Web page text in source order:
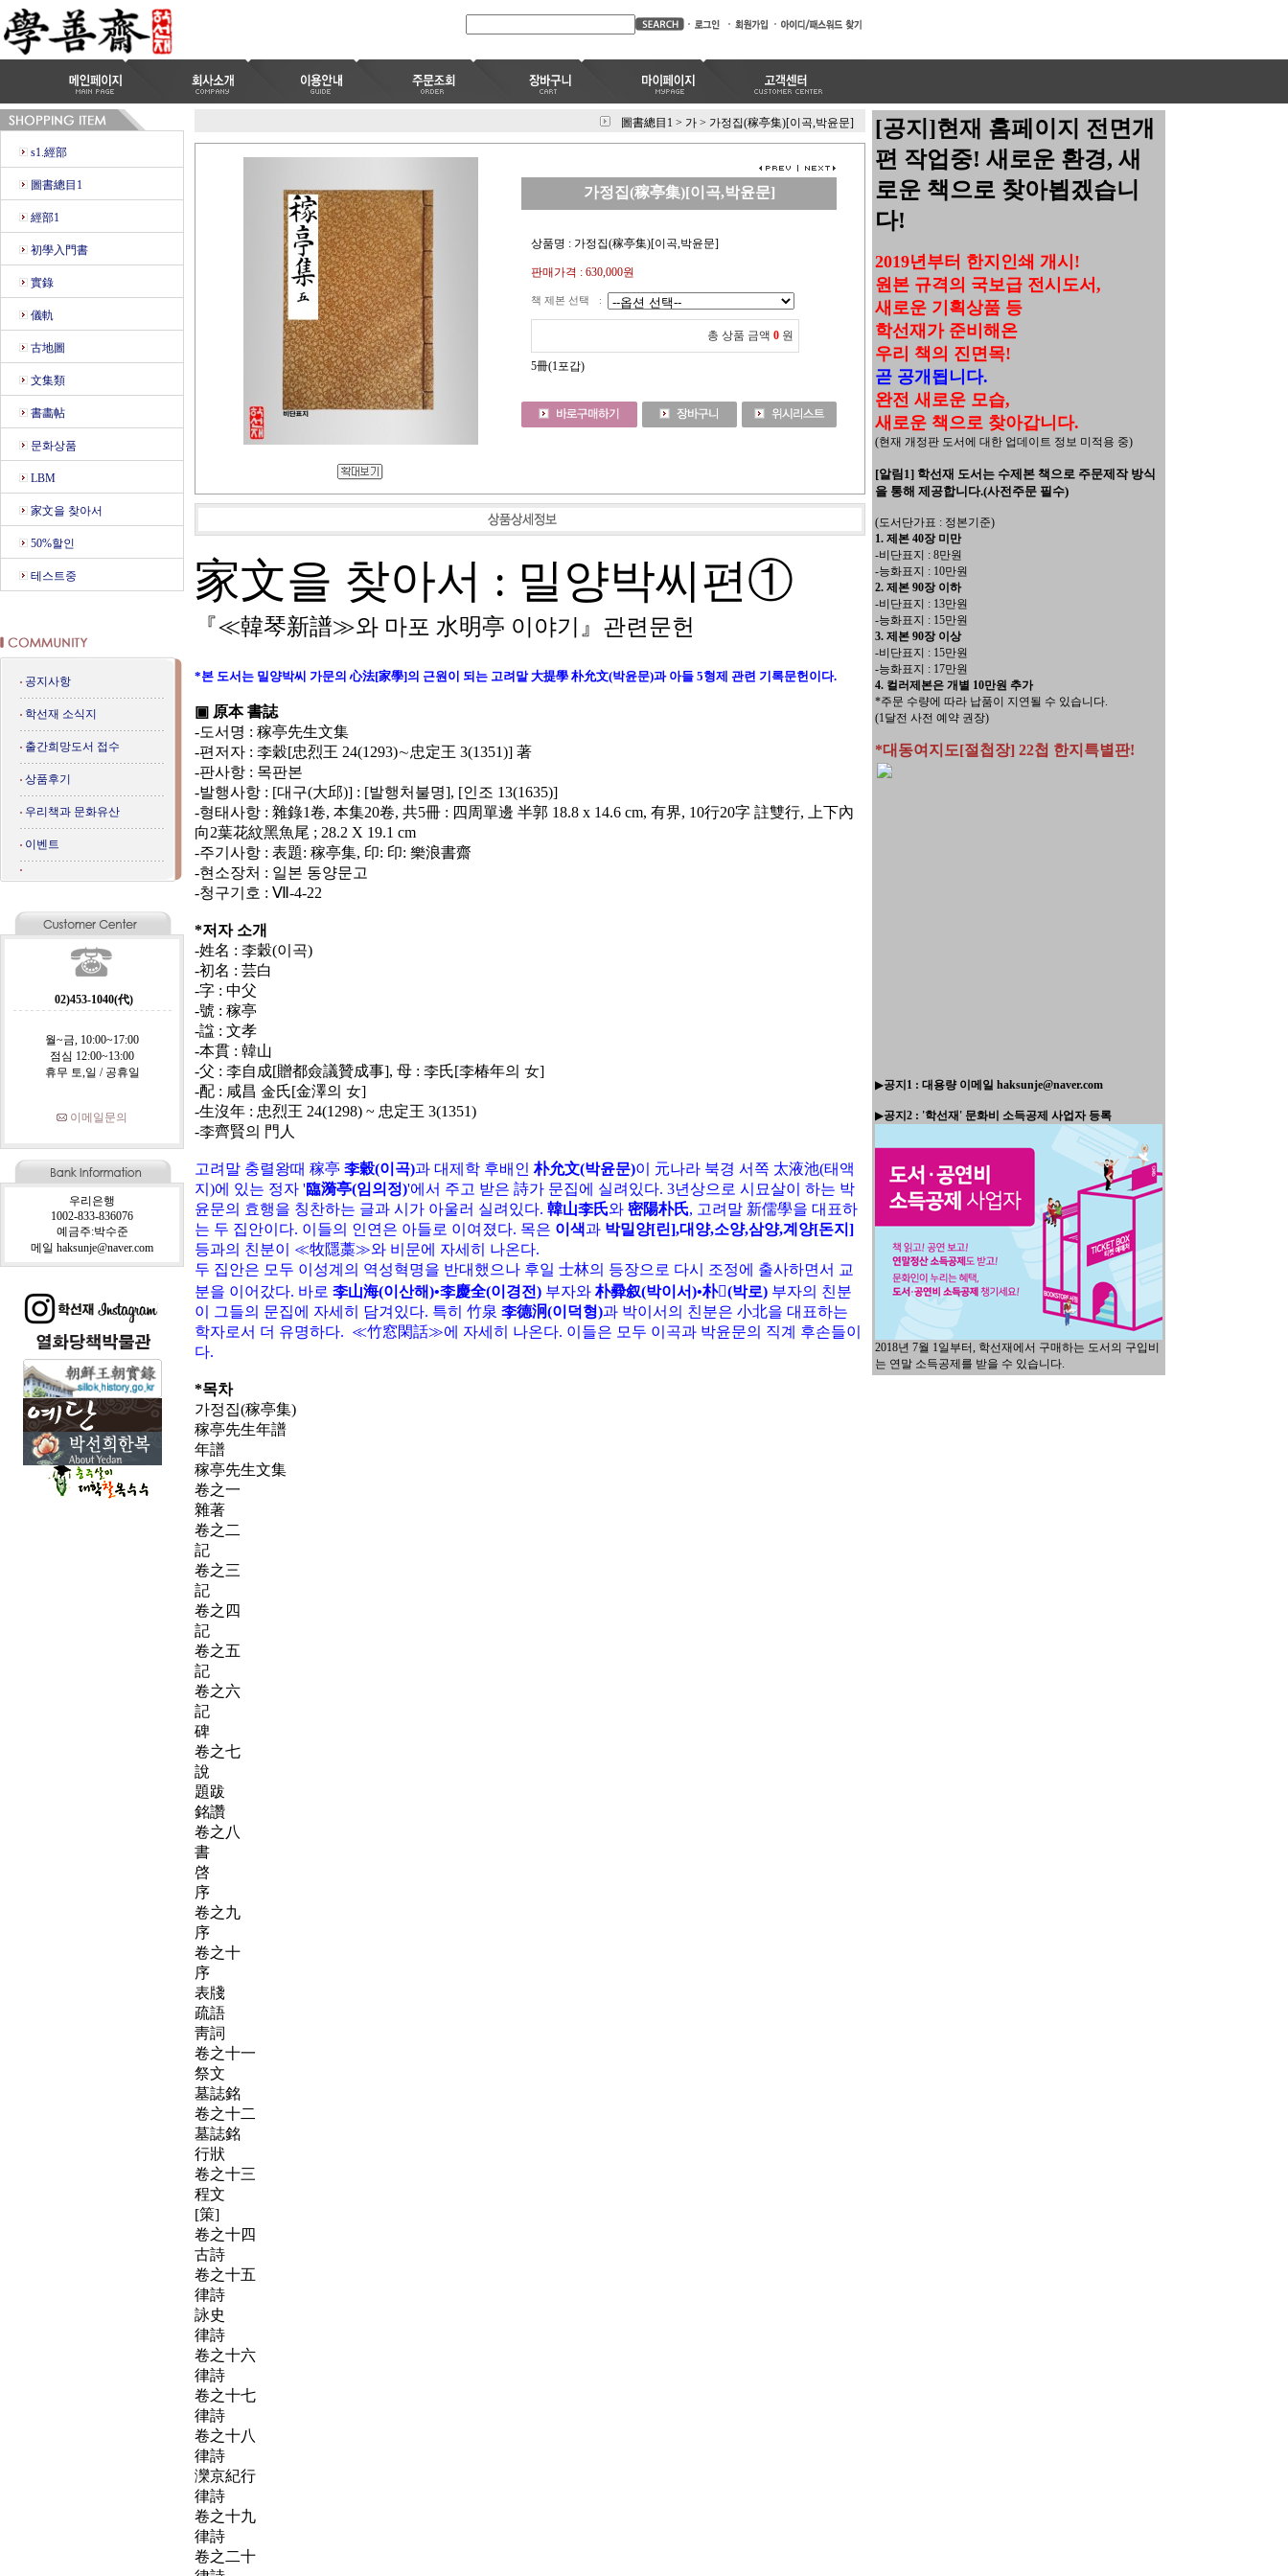
s1.經部
圖書總目1
經部1
初學入門書
實錄
儀軌
古地圖
文集類
書畵帖
문화상품
LBM
家文을 찾아서
50%할인
테스트중
공지사항
학선재 소식지
출간희망도서 접수
상품후기
우리책과 문화유산
이벤트
02)453-1040(代)
월~금, 10:00~17:00
점심 12:00~13:00
휴무 토,일 / 공휴일
이메일문의
우리은행
1002-833-836076
예금주:박수준
메일 haksunje@naver.com
圖書總目1 > 가 > 가정집(稼亭集)[이곡,박윤문]
가정집(稼亭集)[이곡,박윤문]
상품명 : 가정집(稼亭集)[이곡,박윤문]
판매가격 : 630,000원
책 제본 선택 :
총 상품 금액 0 원
5冊(1포갑)
家文을 찾아서 : 밀양박씨편①
『≪韓琴新譜≫와 마포 水明亭 이야기』관련문헌
*본 도서는 밀양박씨 가문의 心法[家學]의 근원이 되는 고려말 大提學 朴允文(박윤문)과 아들 5형제 관련 기록문헌이다.
▣ 原本 書誌
-도서명 : 稼亭先生文集
-편저자 : 李穀[忠烈王 24(1293)∼忠定王 3(1351)] 著
-판사항 : 목판본
-발행사항 : [대구(大邱)] : [발행처불명], [인조 13(1635)]
-형태사항 : 雜錄1卷, 本集20卷, 共5冊 : 四周單邊 半郭 18.8 x 14.6 cm, 有界, 10行20字 註雙行, 上下內
向2葉花紋黑魚尾 ; 28.2 X 19.1 cm
-주기사항 : 表題: 稼亭集, 印: 印: 樂浪書齋
-현소장처 : 일본 동양문고
-청구기호 : Ⅶ-4-22
*저자 소개
-姓名 : 李穀(이곡)
-初名 : 芸白
-字 : 中父
-號 : 稼亭
-諡 : 文孝
-本貫 : 韓山
-父 : 李自成[贈都僉議贊成事], 母 : 李氏[李椿年의 女]
-配 : 咸昌 金氏[金澤의 女]
-生沒年 : 忠烈王 24(1298) ~ 忠定王 3(1351)
-李齊賢의 門人
고려말 충렬왕때 稼亭 李穀(이곡)과 대제학 후배인朴允文(박윤문)이 元나라 북경 서쪽 太液池(태액
지)에 있는 정자 '臨漪亭(임의정)'에서 주고 받은 詩가 문집에 실려있다. 3년상으로 시묘살이 하는 박
윤문의 효행을 칭찬하는 글과 시가 아울러 실려있다. 韓山李氏와 密陽朴氏, 고려말 新儒學을 대표하
는 두 집안이다. 이들의 인연은 아들로 이여졌다. 목은 이색과 박밀양[린],대양,소양,삼양,계양[돈지]
등과의 친분이 ≪牧隱藁≫와 비문에 자세히 나온다.
두 집안은 모두 이성계의 역성혁명을 반대했으나 후일 士林의 등장으로 다시 조정에 출사하면서 교
분을 이어갔다. 바로 李山海(이산해)•李慶全(이경전) 부자와朴彛叙(박이서)•朴𥶇(박로) 부자의 친분
이 그들의 문집에 자세히 담겨있다. 특히 竹泉 李德泂(이덕형)과 박이서의 친분은 小北을 대표하는
학자로서 더 유명하다. ≪竹窓閑話≫에 자세히 나온다. 이들은 모두 이곡과 박윤문의 직계 후손들이
다.
*목차
가정집(稼亭集)
稼亭先生年譜
年譜
稼亭先生文集
卷之一
雜著
卷之二
記
卷之三
記
卷之四
記
卷之五
記
卷之六
記
碑
卷之七
說
題跋
銘讚
卷之八
書
啓
序
卷之九
序
卷之十
序
表牋
疏語
靑詞
卷之十一
祭文
墓誌銘
卷之十二
墓誌銘
行狀
卷之十三
程文
[策]
卷之十四
古詩
卷之十五
律詩
詠史
律詩
卷之十六
律詩
卷之十七
律詩
卷之十八
律詩
灤京紀行
律詩
卷之十九
律詩
卷之二十
[공지]현재 홈페이지 전면개
편 작업중! 새로운 환경, 새
로운 책으로 찾아뵙겠습니
다!
2019년부터 한지인쇄 개시!
원본 규격의 국보급 전시도서,
새로운 기획상품 등
학선재가 준비해온
우리 책의 진면목!
곧 공개됩니다.
완전 새로운 모습,
새로운 책으로 찾아갑니다.
(현재 개정판 도서에 대한 업데이트 정보 미적용 중)
[알림1] 학선재 도서는 수제본 책으로 주문제작 방식
을 통해 제공합니다.(사전주문 필수)
(도서단가표 : 정본기준)
1. 제본 40장 미만
-비단표지 : 8만원
-능화표지 : 10만원
2. 제본 90장 이하
-비단표지 : 13만원
-능화표지 : 15만원
3. 제본 90장 이상
-비단표지 : 15만원
-능화표지 : 17만원
4. 컬러제본은 개별 10만원 추가
*주문 수량에 따라 납품이 지연될 수 있습니다.
(1달전 사전 예약 권장)
*대동여지도[절첩장] 22첩 한지특별판!
▶공지1 : 대용량 이메일 haksunje@naver.com
▶공지2 : '학선재' 문화비 소득공제 사업자 등록
2018년 7월 1일부터, 학선재에서 구매하는 도서의 구입비
는 연말 소득공제를 받을 수 있습니다.